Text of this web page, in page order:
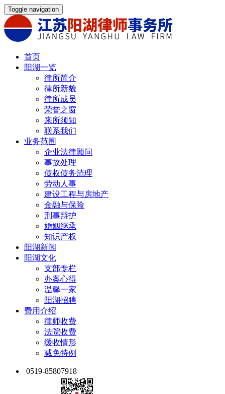
Toggle navigation
首页
阳湖一览
律所简介
律所新貌
律所成员
荣誉之窗
来所须知
联系我们
业务范围
企业法律顾问
事故处理
债权债务清理
劳动人事
建设工程与房地产
金融与保险
刑事辩护
婚姻继承
知识产权
阳湖新闻
阳湖文化
支部专栏
办案心得
温馨一家
阳湖招聘
费用介绍
律师收费
法院收费
缓收情形
减免特例
0519-85807918